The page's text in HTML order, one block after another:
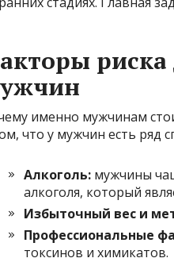
риска
именно мужчинам
что у мужчин есть ряд
Алкоголь: мужчины
алкоголя, который
Избыточный вес и
Профессиональные
токсинов и химикатов.